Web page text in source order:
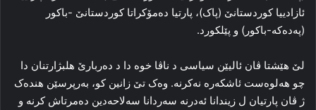
ئازادییا کوردستانێ (پاک)، پارتیا ده‌مۆکراتا کوردستانێ -باکور
(پەدەکە-باکور) و پێلکورد.
لێ هێشتا ڤان ئالیێن سیاسی د ناڤا خوه‌ دا د ده‌ربارێ هلبژارتنان دا
چو هه‌لوه‌ست ئاشکه‌ره‌ نه‌کرنه‌. وەک تێ زانین کو، به‌رپرسێن هنده‌ک
ژ ڤان پارتیان ل زیندانا ئه‌درنه‌ سه‌ردانا سه‌لا‌‌‌حەدین ده‌مرتاش کرنه‌ و